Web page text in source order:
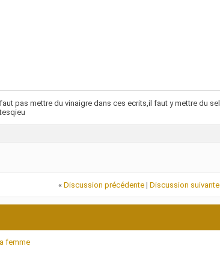
pas mettre du vinaigre dans ces ecrits,il faut y mettre du sel
« Discussion précédente| Discussion suivante
femme